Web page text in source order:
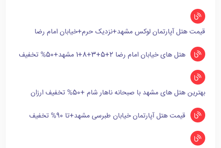
قیمت هتل آپارتمان لوکس مشهد+نزدیک حرم+خیابان امام رضا
هتل های خیابان امام رضا 2+5+3+8+1 مشهد+50% تخفیف
بهترین هتل های مشهد با صبحانه ناهار شام +50% تخفیف ارزان
قیمت هتل آپارتمان خیابان طبرسی مشهد+تا 90% تخفیف